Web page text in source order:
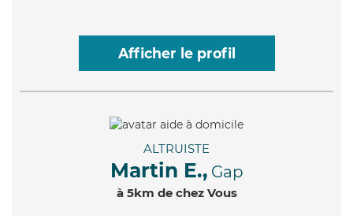
Afficher le profil
ALTRUISTE
Martin E., Gap
à 5km de chez Vous